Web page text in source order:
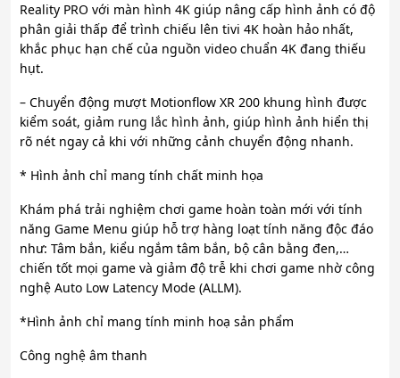
Reality PRO với màn hình 4K giúp nâng cấp hình ảnh có độ
phân giải thấp để trình chiếu lên tivi 4K hoàn hảo nhất,
khắc phục hạn chế của nguồn video chuẩn 4K đang thiếu
hụt.
– Chuyển động mượt Motionflow XR 200 khung hình được
kiểm soát, giảm rung lắc hình ảnh, giúp hình ảnh hiển thị
rõ nét ngay cả khi với những cảnh chuyển động nhanh.
* Hình ảnh chỉ mang tính chất minh họa
Khám phá trải nghiệm chơi game hoàn toàn mới với tính
năng Game Menu giúp hỗ trợ hàng loạt tính năng độc đáo
như: Tâm bắn, kiểu ngắm tâm bắn, bộ cân bằng đen,…
chiến tốt mọi game và giảm độ trễ khi chơi game nhờ công
nghệ Auto Low Latency Mode (ALLM).
*Hình ảnh chỉ mang tính minh hoạ sản phẩm
Công nghệ âm thanh